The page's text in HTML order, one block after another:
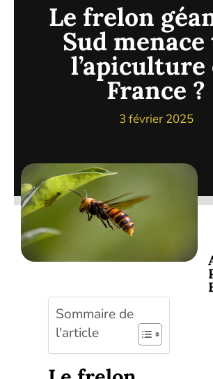
Le frelon
Sud
l’apiculture
France ?
3 février 2025
Sommaire de
l'article